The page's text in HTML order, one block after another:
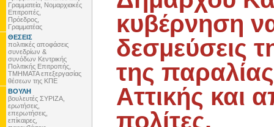
Γραμματεία, Νομαρχιακές
Επιτροπές,
Πρόεδρος,
Γραμματέας
ΘΕΣΕΙΣ
πολιτικές αποφάσεις
συνεδρίων &
συνόδων Κεντρικής
Πολιτικής Επιτροπής,
ΤΜΗΜΑΤΑ επεξεργασίας
θέσεων της ΚΠΕ
ΒΟΥΛΗ
βουλευτές ΣΥΡΙΖΑ,
ερωτήσεις,
επερωτήσεις,
επίκαιρες,
κυβέρνηση
δεσμεύσεις
της
Αττικής και
πολίτες.